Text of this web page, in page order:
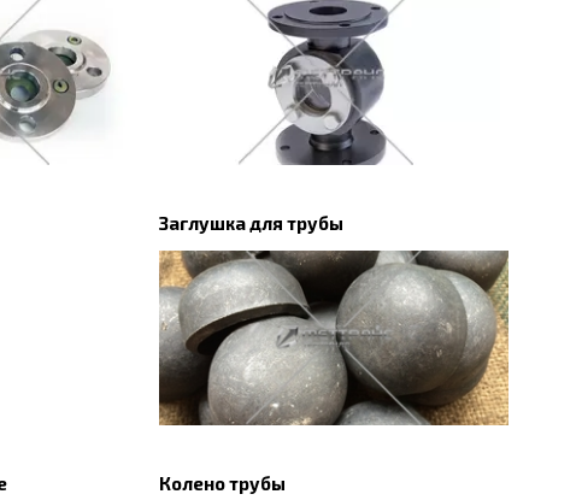
Заглушка для трубы
Колено трубы